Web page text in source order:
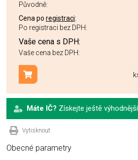
Původně:
Cena po registraci:
Po registraci bez DPH:
Vaše cena s DPH:
Vaše cena bez DPH:
Přidat do košíku
Máte IČ? Získejte ještě
Vytisknout
Obecné parametry